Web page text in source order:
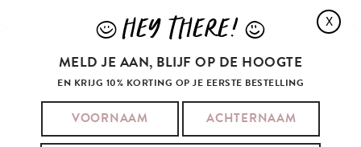
JE IN OP ONZE NIEUWSBRIEF
JE E-MAILADRES:
Ik ga akkoord met dealgemene voorwaardenen hetprivacybeleid
Kaart Blanche.
X
JHEY THERE! L
MELD JE AAN, BLIJF OP DE HOOGTE
EN KRIJG 10% KORTING OP JE EERSTE BESTELLING